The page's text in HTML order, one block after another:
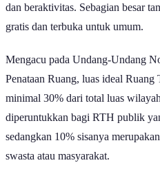
dan beraktivitas. Sebagian besar
gratis dan terbuka untuk umum.
Mengacu pada Undang-Undang
Penataan Ruang, luas ideal
minimal 30% dari total luas
diperuntukkan bagi RTH publik
sedangkan 10% sisanya
swasta atau masyarakat.